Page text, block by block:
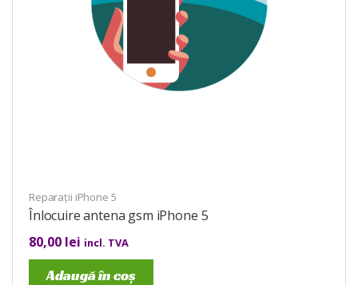
Reparații iPhone 5
Înlocuire antena gsm iPhone 5
80,00 lei incl. TVA
Adaugă în coș